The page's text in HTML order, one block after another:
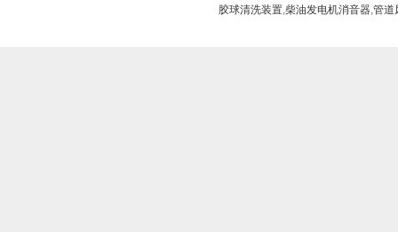
胶球清洗装置,柴油发电机消音器,管道